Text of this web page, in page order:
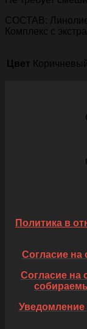
СОСТАВ:
Комплекс с
Цвет
Политика в
Согласие на
Согласие на